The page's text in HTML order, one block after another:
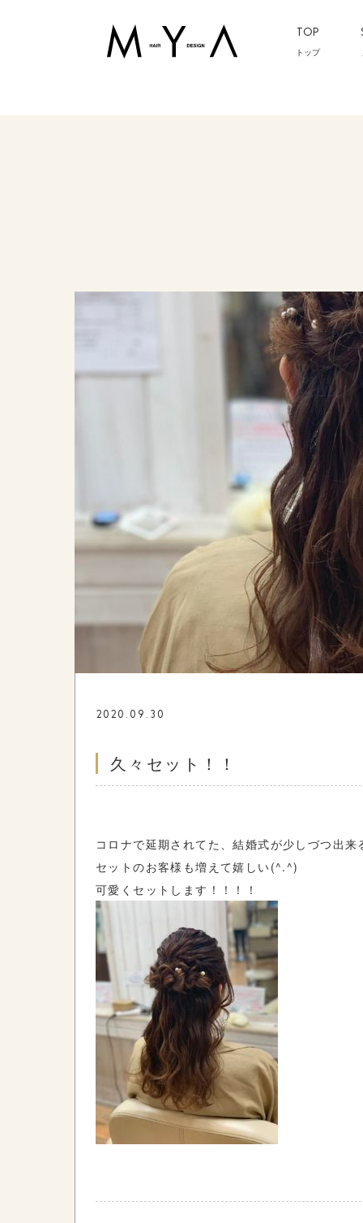
TOP
トップ
2020.09.30
久々セット！！
コロナで延期されてた、結婚式が少しづつ出
セットのお客様も増えて嬉しい(^.^)
可愛くセットします！！！！